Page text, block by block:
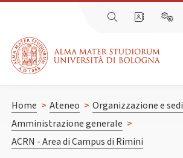
Home > Ateneo > Organizzazione e sedi
Amministrazione generale >
ACRN - Area di Campus di Rimini